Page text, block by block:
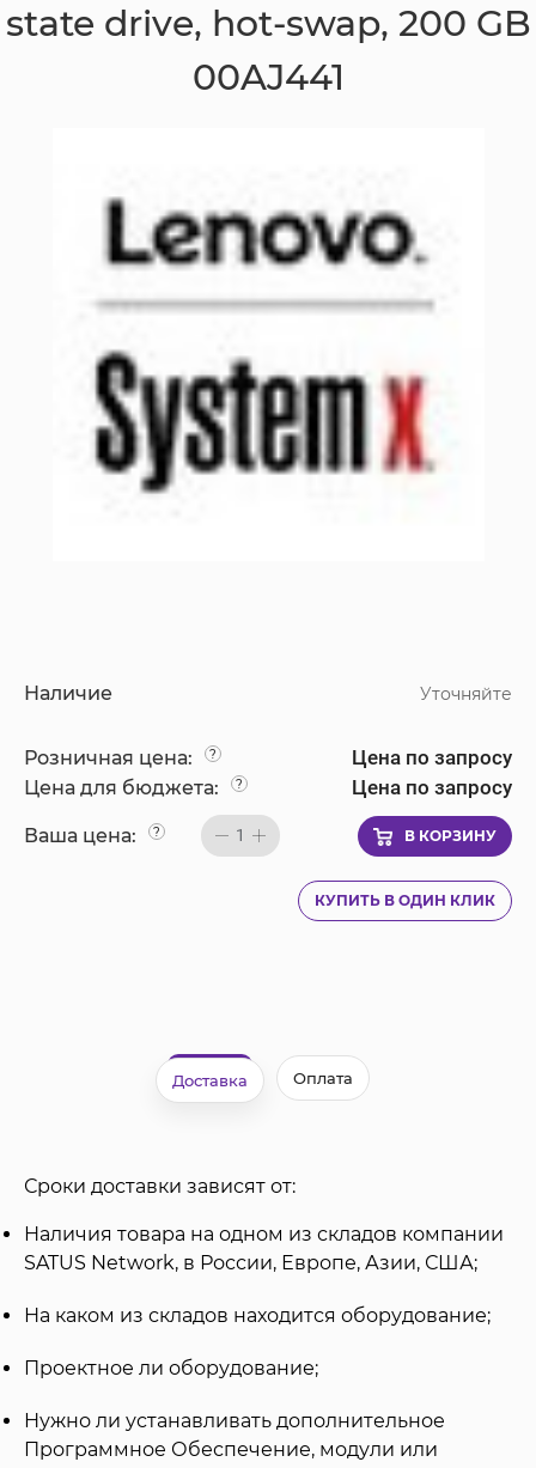
state drive, hot-swap, 200 GB
00AJ441
Наличие Уточняйте
Розничная цена: ? Цена по запросу
Цена для бюджета: ? Цена по запросу
Ваша цена: ? 1 В КОРЗИНУ
КУПИТЬ В ОДИН КЛИК
Доставка Оплата
Сроки доставки зависят от:
Наличия товара на одном из складов компании
SATUS Network, в России, Европе, Азии, США;
На каком из складов находится оборудование;
Проектное ли оборудование;
Нужно ли устанавливать дополнительное
Программное Обеспечение, модули или